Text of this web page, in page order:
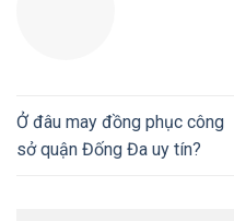
Ở đâu may đồng phục công
sở quận Đống Đa uy tín?